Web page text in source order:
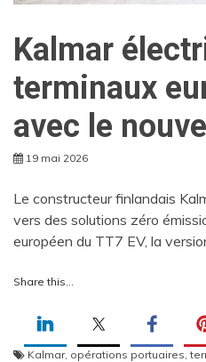
Kalmar
terminaux
avec le
19 mai 2026
Le constructeur finlandais
vers des solutions zéro
européen du TT7 EV, la
Share this...
Kalmar, opérations portuaires ,